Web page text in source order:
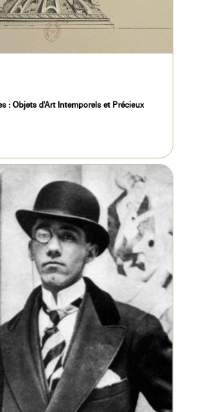
: Objets d'Art Intemporels et Précieux